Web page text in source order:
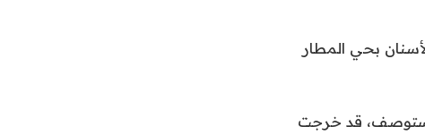
بحي المطار
قد خرجت